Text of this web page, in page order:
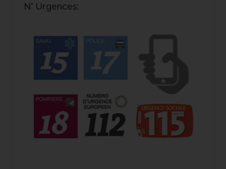
N° Urgences: